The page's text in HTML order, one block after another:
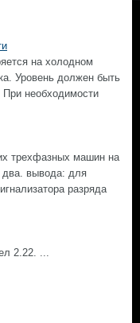
на холодном
Уровень должен быть
необходимости
трехфазных машин на
два. вывода: для
разряда
2.22. ...